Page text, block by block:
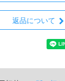
返品について